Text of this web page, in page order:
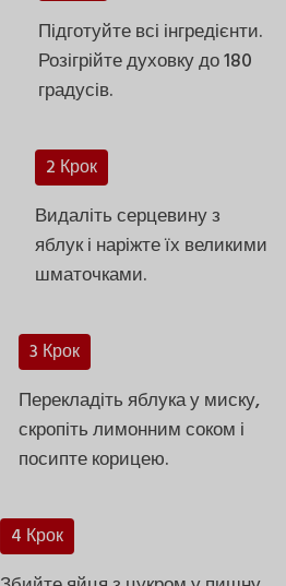
Підготуйте всі інгредієнти.
Розігрійте духовку до 180
градусів.
2 Крок
Видаліть серцевину з
яблук і наріжте їх великими
шматочками.
3 Крок
Перекладіть яблука у миску,
скропіть лимонним соком і
посипте корицею.
4 Крок